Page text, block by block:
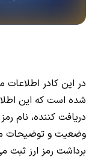
در این کادر
شده است که این
دریافت کننده، نام
وضعیت و توضیحات
برداشت رمز ارز